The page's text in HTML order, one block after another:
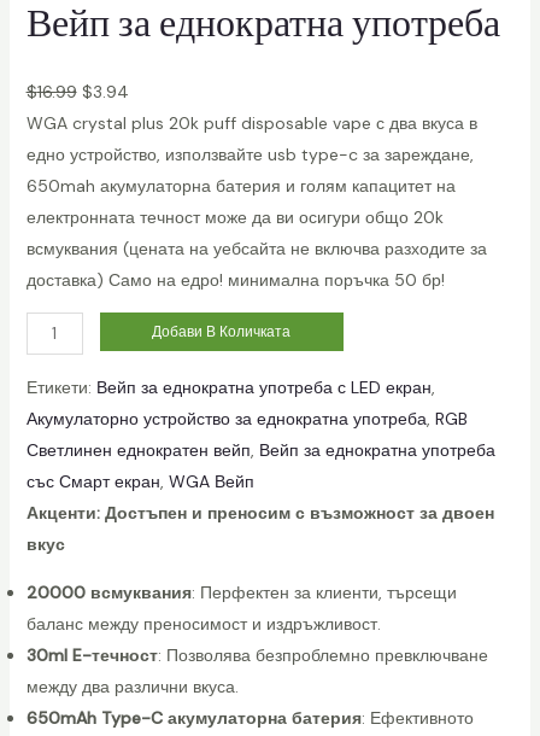
Вейп за еднократна употреба
$16.99 $3.94
WGA crystal plus 20k puff disposable vape с два вкуса в
едно устройство, използвайте usb type-c за зареждане,
650mah акумулаторна батерия и голям капацитет на
електронната течност може да ви осигури общо 20k
всмуквания (цената на уебсайта не включва разходите за
доставка) Само на едро! минимална поръчка 50 бр!
G
A
C
r
y
S
t
Добави В Количката
Етикети: Вейп за еднократна употреба с LED екран
Акумулаторно устройство за еднократна употреба, RGB
Светлинен еднократен вейп, Вейп за еднократна употреба
със Смарт екран, WGA Вейп
Акценти: Достъпен и преносим с възможност за двоен
вкус
20000 всмуквания: Перфектен за клиенти, търсещи
баланс между преносимост и издръжливост.
30ml E-течност: Позволява безпроблемно превключване
между два различни вкуса.
650mAh Type-C акумулаторна батерия: Ефективното